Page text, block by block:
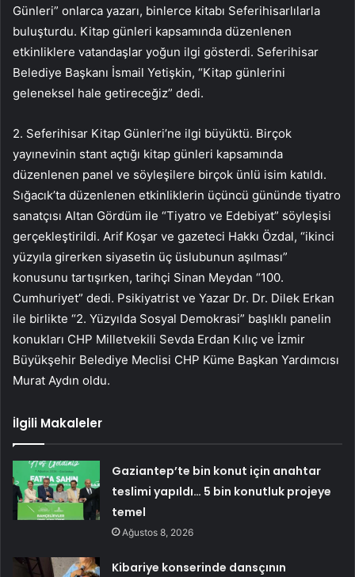
Günleri” onlarca yazarı, binlerce kitabı Seferihisarlılarla
buluşturdu. Kitap günleri kapsamında düzenlenen
etkinliklere vatandaşlar yoğun ilgi gösterdi. Seferihisar
Belediye Başkanı İsmail Yetişkin, “Kitap günlerini
geleneksel hale getireceğiz” dedi.
2. Seferihisar Kitap Günleri’ne ilgi büyüktü. Birçok
yayınevinin stant açtığı kitap günleri kapsamında
düzenlenen panel ve söyleşilere birçok ünlü isim katıldı.
Sığacık’ta düzenlenen etkinliklerin üçüncü gününde tiyatro
sanatçısı Altan Gördüm ile “Tiyatro ve Edebiyat” söyleşisi
gerçekleştirildi. Arif Koşar ve gazeteci Hakkı Özdal, “ikinci
yüzyıla girerken siyasetin üç üslubunun aşılması”
konusunu tartışırken, tarihçi Sinan Meydan “100.
Cumhuriyet” dedi. Psikiyatrist ve Yazar Dr. Dr. Dilek Erkan
ile birlikte “2. Yüzyılda Sosyal Demokrasi” başlıklı panelin
konukları CHP Milletvekili Sevda Erdan Kılıç ve İzmir
Büyükşehir Belediye Meclisi CHP Küme Başkan Yardımcısı
Murat Aydın oldu.
İlgili Makaleler
Gaziantep’te bin konut için anahtar
teslimi yapıldı… 5 bin konutluk projeye
temel
Ağustos 8, 2026
Kibariye konserinde dansçının